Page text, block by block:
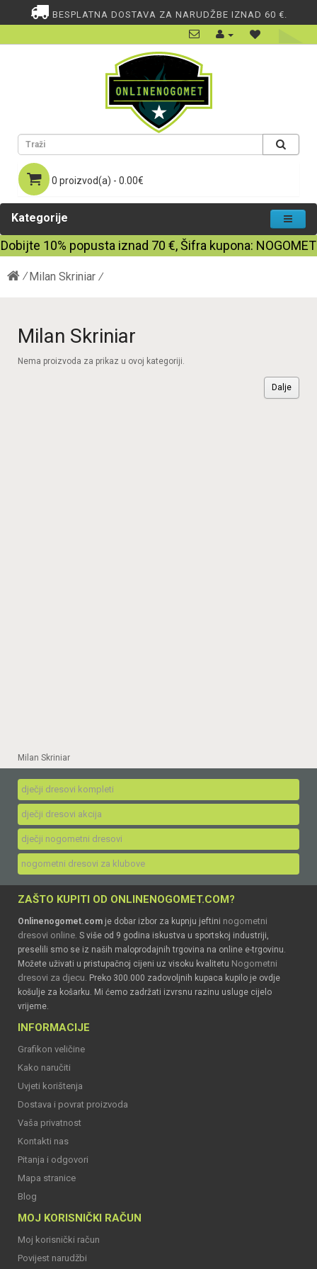
BESPLATNA DOSTAVA ZA NARUDŽBE IZNAD 60 €.
0 proizvod(a) - 0.00€
Kategorije
Dobijte 10% popusta iznad 70 €, Šifra kupona: NOGOMET
Milan Skriniar
Milan Skriniar
Nema proizvoda za prikaz u ovoj kategoriji.
Dalje
Milan Skriniar
dječji dresovi kompleti
dječji dresovi akcija
dječji nogometni dresovi
nogometni dresovi za klubove
ZAŠTO KUPITI OD ONLINENOGOMET.COM?
Onlinenogomet.com je dobar izbor za kupnju jeftini nogometni
dresovi online. S više od 9 godina iskustva u sportskoj industriji,
preselili smo se iz naših maloprodajnih trgovina na online e-trgovinu.
Možete uživati u pristupačnoj cijeni uz visoku kvalitetu Nogometni
dresovi za djecu. Preko 300.000 zadovoljnih kupaca kupilo je ovdje
košulje za košarku. Mi ćemo zadržati izvrsnu razinu usluge cijelo
vrijeme.
INFORMACIJE
Grafikon veličine
Kako naručiti
Uvjeti korištenja
Dostava i povrat proizvoda
Vaša privatnost
Kontakti nas
Pitanja i odgovori
Mapa stranice
Blog
MOJ KORISNIČKI RAČUN
Moj korisnički račun
Povijest narudžbi